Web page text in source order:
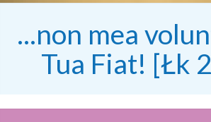
...non mea
Tua Fiat! [Łk